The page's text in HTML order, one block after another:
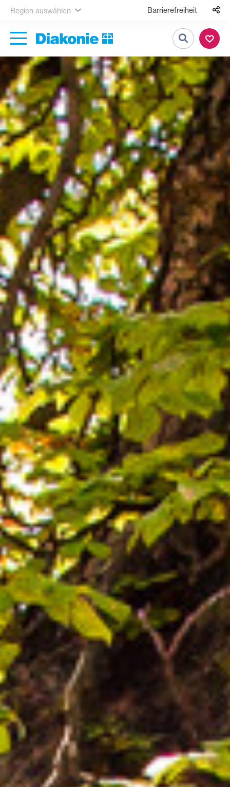
Region auswählen Barrierefreiheit
Suche